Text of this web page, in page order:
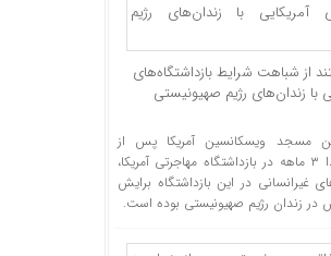
از شباهت شرایط بازداشتگاه‌های
با زندان‌های رژیم صهیونیستی
مسجد ویسکانسین آمریکا پس از
بازداشت حدودا ۳ ماهه در بازداشتگاه مهاجرتی آمریکا،
غیرانسانی در این بازداشتگاه برایش
در زندان رژیم صهیونیستی بوده است.